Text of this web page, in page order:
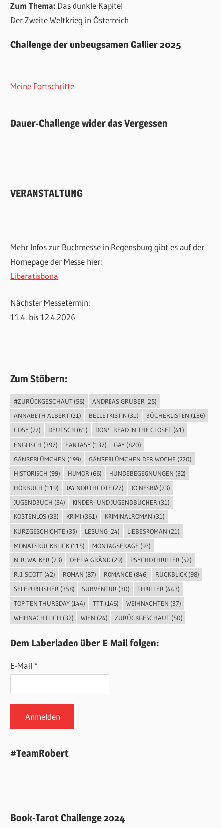
Zum Thema: Das dunkle Kapitel
Der Zweite Weltkrieg in Österreich
Challenge der unbeugsamen Gallier 2025
Meine Fortschritte
Dauer-Challenge wider das Vergessen
VERANSTALTUNG
Mehr Infos zur Buchmesse in Regensburg gibt es auf der
Homepage der Messe hier:
Liberatisbona
Nächster Messetermin:
11.4. bis 12.4.2026
Zum Stöbern:
#ZURÜCKGESCHAUT(56) ANDREAS GRUBER (25)
ANNABETH ALBERT(21) BELLETRISTIK(31) BÜCHERLISTEN (136)
COSY(22) DEUTSCH (61) DON'T READ IN THE CLOSET(41)
ENGLISCH (397) FANTASY(137) GAY(820)
GÄNSEBLÜMCHEN (199) GÄNSEBLÜMCHEN DER WOCHE (220)
HISTORISCH (99) HUMOR (66) HUNDEBEGEGNUNGEN (32)
HÖRBUCH (119) JAY NORTHCOTE (27) JO NESBØ(23)
JUGENDBUCH (34) KINDER- UND JUGENDBÜCHER(31)
KOSTENLOS(33) KRIMI(361) KRIMINALROMAN (31)
KURZGESCHICHTE (35) LESUNG(24) LIEBESROMAN (21)
MONATSRÜCKBLICK(115) MONTAGSFRAGE (97)
N. R. WALKER (23) OFELIA GRÄND(29) PSYCHOTHRILLER (52)
R. J. SCOTT(42) ROMAN (87) ROMANCE (846) RÜCKBLICK(98)
SELFPUBLISHER(358) SUBVENTUR(30) THRILLER(443)
TOP TEN THURSDAY(144) TTT(146) WEIHNACHTEN (37)
WEIHNACHTLICH (32) WIEN (24) ZURÜCKGESCHAUT(50)
Dem Laberladen über E-Mail folgen:
E-Mail *
#TeamRobert
Book-Tarot Challenge 2024